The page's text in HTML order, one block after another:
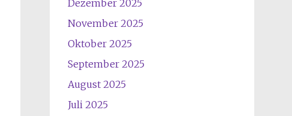
Dezember 2025
November 2025
Oktober 2025
September 2025
August 2025
Juli 2025